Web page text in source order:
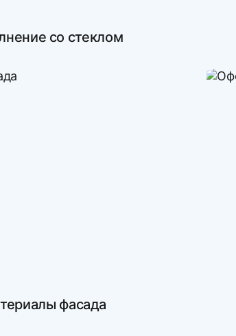
со стеклом
фасада